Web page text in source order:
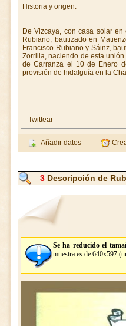
Historia y origen:
De Vizcaya, con casa solar
Rubiano, bautizado en
Francisco Rubiano y Sáinz,
Zorrilla, naciendo de esta
de Carranza el 10 de Enero
provisión de hidalguía en la
Twittear
Añadir datos
3Descripción de
Se ha reducido el
muestra es de 640x597